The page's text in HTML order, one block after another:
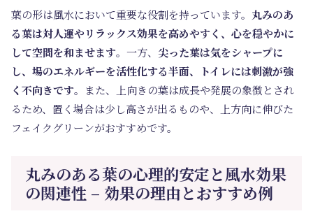
葉の形は風水において重要な役割を持っています。 丸みのあ
る葉は対人運やリラックス効果を高めやすく、心を穏やかに
して空間を和ませます。一方、 尖った葉は気をシャープに
し、場のエネルギーを活性化する半面、トイレには刺激が強
く不向きです。また、上向きの葉は成長や発展の象徴とされ
るため、置く場合は少し高さが出るものや、上方向に伸びた
フェイクグリーンがおすすめです。
丸みのある葉の心理的安定と風水効果
の関連性 – 効果の理由とおすすめ例